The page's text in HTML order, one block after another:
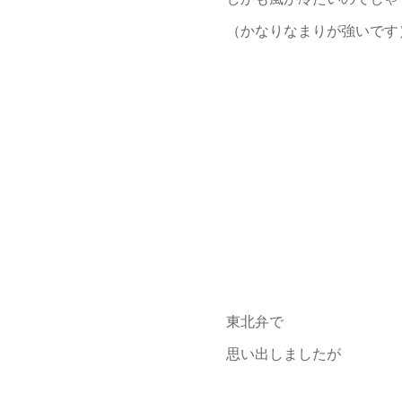
（かなりなまりが強いで
東北弁で
思い出しましたが